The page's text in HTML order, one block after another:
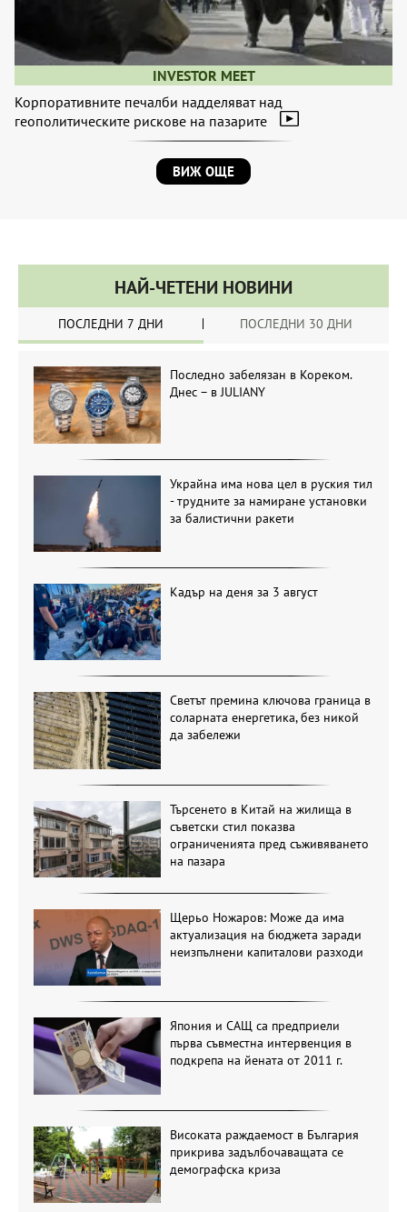
INVESTOR MEET
Корпоративните печалби надделяват над
геополитическите рискове на пазарите
ВИЖ ОЩЕ
НАЙ-ЧЕТЕНИ НОВИНИ
ПОСЛЕДНИ 7 ДНИ ПОСЛЕДНИ 30 ДНИ
Последно забелязан в Кореком.
Днес – в JULIANY
Украйна има нова цел в руския тил
- трудните за намиране установки
за балистични ракети
Кадър на деня за 3 август
Светът премина ключова граница в
соларната енергетика, без никой
да забележи
Търсенето в Китай на жилища в
съветски стил показва
ограниченията пред съживяването
на пазара
Щерьо Ножаров: Може да има
актуализация на бюджета заради
неизпълнени капиталови разходи
Япония и САЩ са предприели
първа съвместна интервенция в
подкрепа на йената от 2011 г.
Високата раждаемост в България
прикрива задълбочаващата се
демографска криза